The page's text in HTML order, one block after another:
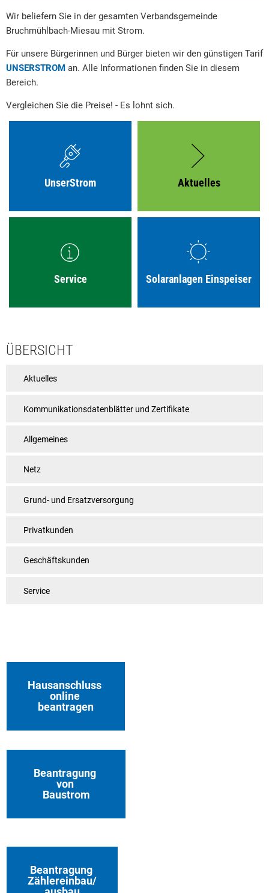
Rat & Politik
Standesamt
Steuern & Wiederkehrende Beiträge
Wahlen
Arbeitskreis Digitales
Wir beliefern Sie in der gesamten Verbandsgemeinde
Bruchmühlbach-Miesau mit Strom.
Für unsere Bürgerinnen und Bürger bieten wir den günstigen Tarif
UNSERSTROM an. Alle Informationen finden Sie in diesem
Bereich.
Vergleichen Sie die Preise! - Es lohnt sich.
UnserStrom Aktuelles
Service Solaranlagen Einspeiser
ÜBERSICHT
Aktuelles
Kommunikationsdatenblätter und Zertifikate
Allgemeines
Netz
Grund- und Ersatzversorgung
Privatkunden
Geschäftskunden
Service
Hausanschluss
online
beantragen
Beantragung
von
Baustrom
Beantragung
Zählereinbau/